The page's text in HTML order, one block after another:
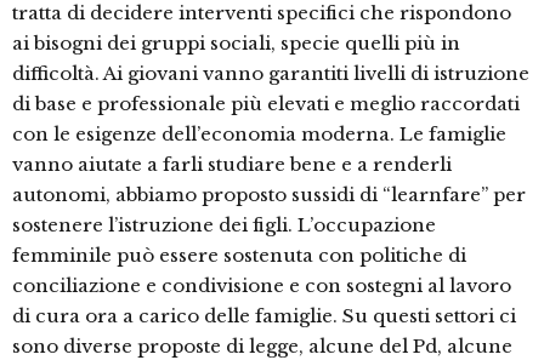
tratta di decidere interventi specifici che rispondono
ai bisogni dei gruppi sociali, specie quelli più in
difficoltà. Ai giovani vanno garantiti livelli di istruzione
di base e professionale più elevati e meglio raccordati
con le esigenze dell’economia moderna. Le famiglie
vanno aiutate a farli studiare bene e a renderli
autonomi, abbiamo proposto sussidi di “learnfare” per
sostenere l’istruzione dei figli. L’occupazione
femminile può essere sostenuta con politiche di
conciliazione e condivisione e con sostegni al lavoro
di cura ora a carico delle famiglie. Su questi settori ci
sono diverse proposte di legge, alcune del Pd, alcune